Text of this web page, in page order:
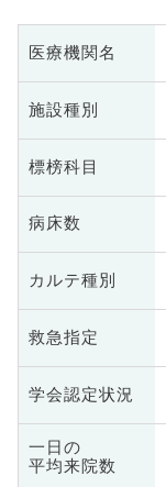
医療機関名
施設種別
標榜科目
病床数
カルテ種別
救急指定
学会認定状況
一日の
平均来院数